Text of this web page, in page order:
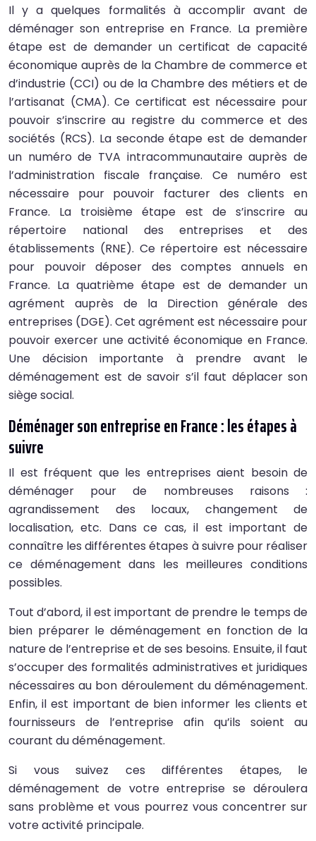
Il y a quelques formalités à accomplir avant de
déménager son entreprise en France. La première
étape est de demander un certificat de capacité
économique auprès de la Chambre de commerce et
d’industrie (CCI) ou de la Chambre des métiers et de
l’artisanat (CMA). Ce certificat est nécessaire pour
pouvoir s’inscrire au registre du commerce et des
sociétés (RCS). La seconde étape est de demander
un numéro de TVA intracommunautaire auprès de
l’administration fiscale française. Ce numéro est
nécessaire pour pouvoir facturer des clients en
France. La troisième étape est de s’inscrire au
répertoire national des entreprises et des
établissements (RNE). Ce répertoire est nécessaire
pour pouvoir déposer des comptes annuels en
France. La quatrième étape est de demander un
agrément auprès de la Direction générale des
entreprises (DGE). Cet agrément est nécessaire pour
pouvoir exercer une activité économique en France.
Une décision importante à prendre avant le
déménagement est de savoir s’il faut déplacer son
siège social.
Déménager son entreprise en France : les étapes à
suivre
Il est fréquent que les entreprises aient besoin de
déménager pour de nombreuses raisons :
agrandissement des locaux, changement de
localisation, etc. Dans ce cas, il est important de
connaître les différentes étapes à suivre pour réaliser
ce déménagement dans les meilleures conditions
possibles.
Tout d’abord, il est important de prendre le temps de
bien préparer le déménagement en fonction de la
nature de l’entreprise et de ses besoins. Ensuite, il faut
s’occuper des formalités administratives et juridiques
nécessaires au bon déroulement du déménagement.
Enfin, il est important de bien informer les clients et
fournisseurs de l’entreprise afin qu’ils soient au
courant du déménagement.
Si vous suivez ces différentes étapes, le
déménagement de votre entreprise se déroulera
sans problème et vous pourrez vous concentrer sur
votre activité principale.